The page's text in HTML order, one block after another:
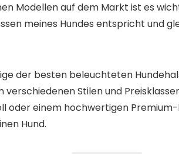
Modellen auf dem Markt ist es
meines Hundes entspricht und
der besten beleuchteten
verschiedenen Stilen und
oder einem hochwertigen
Hund.